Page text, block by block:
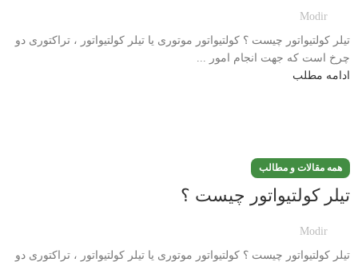
Modir
تیلر کولتیواتور چیست ؟ کولتیواتور موتوری یا تیلر کولتیواتور ، تراکتوری دو
چرخ است که جهت انجام امور ...
ادامه مطلب
همه مقالات و مطالب
تیلر کولتیواتور چیست ؟
Modir
تیلر کولتیواتور چیست ؟ کولتیواتور موتوری یا تیلر کولتیواتور ، تراکتوری دو